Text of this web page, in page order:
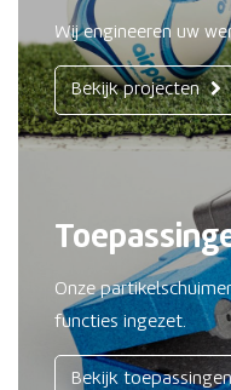
Wij engineeren uw
Bekijk projecten
Onze
functies ingezet.
Bekijk